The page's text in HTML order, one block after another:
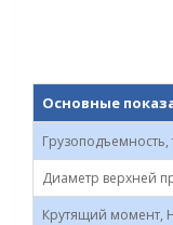
Основные
Грузоподъемность,
Диаметр верхней
Крутящий момент,